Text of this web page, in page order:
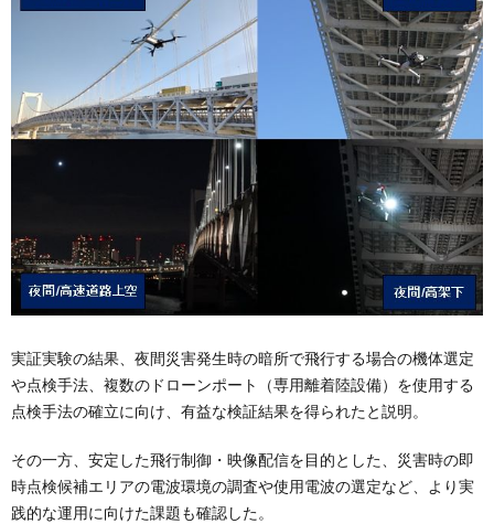
実証実験の結果、夜間災害発生時の暗所で飛行する場合の機体選定
や点検手法、複数のドローンポート（専用離着陸設備）を使用する
点検手法の確立に向け、有益な検証結果を得られたと説明。
その一方、安定した飛行制御・映像配信を目的とした、災害時の即
時点検候補エリアの電波環境の調査や使用電波の選定など、より実
践的な運用に向けた課題も確認した。